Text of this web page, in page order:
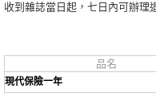
收到雜誌當日起，七日內可辦理
品名
現代保險一年